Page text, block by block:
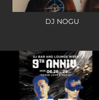
DJ NOGU